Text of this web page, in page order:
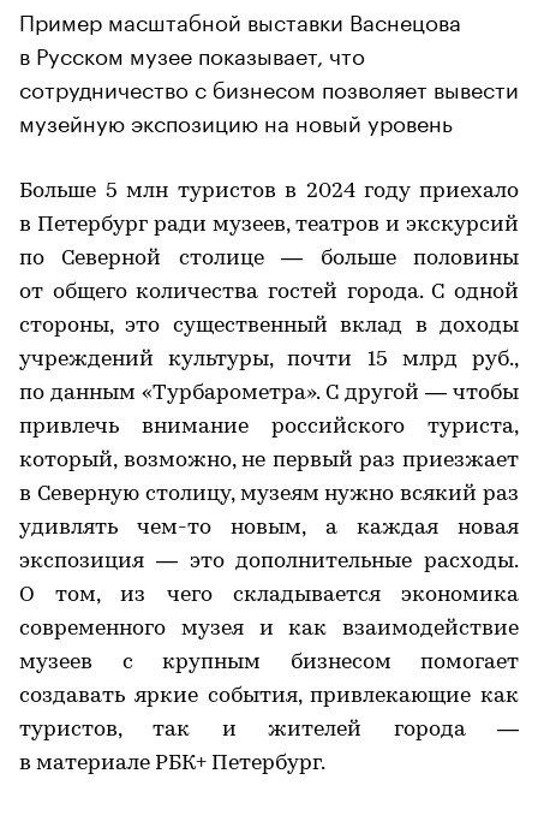
Пример масштабной выставки Васнецова
в Русском музее показывает, что
сотрудничество с бизнесом позволяет вывести
музейную экспозицию на новый уровень
Больше 5 млн туристов в 2024 году приехало
в Петербург ради музеев, театров и экскурсий
по Северной столице — больше половины
от общего количества гостей города. С одной
стороны, это существенный вклад в доходы
учреждений культуры, почти 15 млрд руб.,
по данным «Турбарометра». С другой — чтобы
привлечь внимание российского туриста,
который, возможно, не первый раз приезжает
в Северную столицу, музеям нужно всякий раз
удивлять чем-то новым, а каждая новая
экспозиция — это дополнительные расходы.
О том, из чего складывается экономика
современного музея и как взаимодействие
музеев с крупным бизнесом помогает
создавать яркие события, привлекающие как
туристов, так и жителей города —
в материале РБК+ Петербург.